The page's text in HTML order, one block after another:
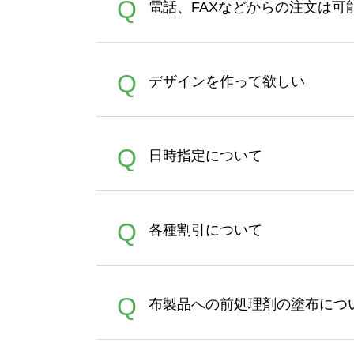
A
ズは、20MBです。デジカメ
Illustratorからの直接入稿には
Q 電話、FAXなどからの注文は可
A
バッグコンシェルやタンブラ
Q デザインを作って欲しい
A
ン作成のお手伝いをすること
合は、デザインツールをご利
Q 日時指定について
A
者にご連絡いただき調整をお
Q 各種割引について
A
ポイントとして付与され、次
文時からご利用頂けます。ポ
Q 布製品への前処理剤の塗布につ